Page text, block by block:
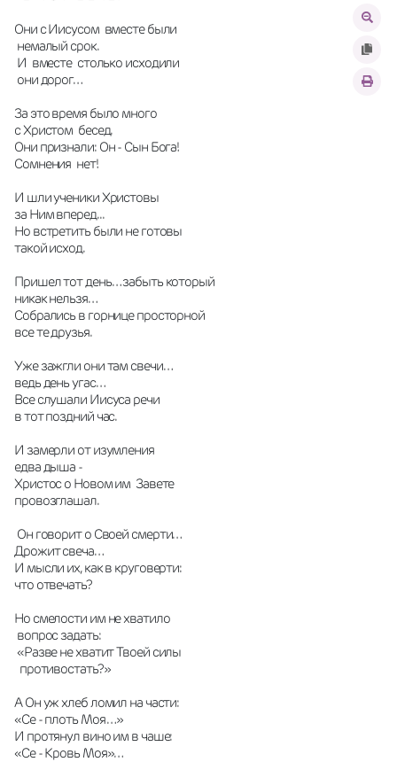
Они с Иисусом  вместе были
немалый срок.
И  вместе  столько исходили
они дорог…
За это время было много
с Христом  бесед.
Они признали: Он - Сын Бога!
Сомнения  нет!
И шли ученики Христовы
за Ним вперед...
Но встретить были не готовы
такой исход.
Пришел тот день… забыть который
никак нельзя…
Собрались в горнице просторной
все те друзья.
Уже зажгли они там свечи…
ведь день угас…
Все слушали Иисуса речи
в тот поздний час.
И замерли от изумления
едва дыша -
Христос о Новом им  Завете
провозглашал.
Он говорит о Своей смерти…
Дрожит свеча…
И мысли их, как в круговерти:
что отвечать?
Но смелости им не хватило
вопрос задать:
«Разве не хватит Твоей силы
  противостать?»
А Он уж хлеб ломил на части:
«Се - плоть Моя …»
И протянул вино им в чаше:
«Се - Кровь Моя»…